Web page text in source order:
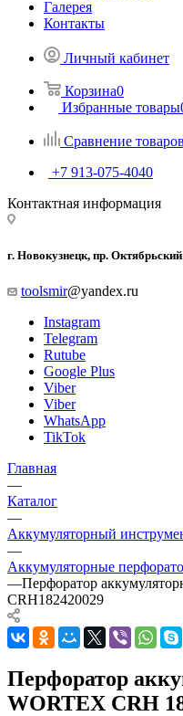
Галерея
Контакты
Личный кабинет
Корзина0
Избранные товары
Сравнение товаров
+7 913-075-4040
Контактная информация
г. Новокузнецк, пр.
toolsmir@yandex.ru
Instagram
Telegram
Rutube
Google Plus
Viber
Viber
WhatsApp
TikTok
Главная
—
Каталог
—
Аккумуляторный
—
Аккумуляторные
—Перфоратор
CRH182420029
Перфоратор
WORTEX CRH